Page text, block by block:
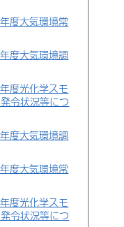
度大気環境常
度大気環境調
度光化学スモ
令状況等につ
度大気環境調
度大気環境常
度光化学スモ
令状況等につ